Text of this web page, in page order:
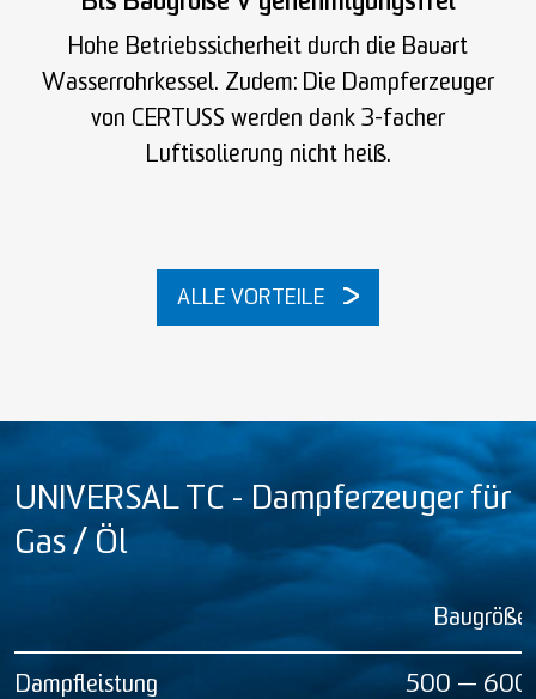
Hohe Betriebssicherheit durch die Bauart
Wasserrohrkessel. Zudem: Die Dampferzeuger
von CERTUSS werden dank 3-facher
Luftisolierung nicht heiß.
ALLE VORTEILE
UNIVERSAL TC - Dampferzeuger für
Gas / Öl
Baugröße
Dampfleistung 500 — 600